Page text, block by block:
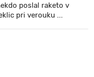
poslal raketo v
pri verouku ...